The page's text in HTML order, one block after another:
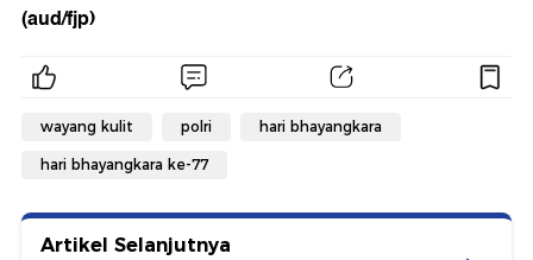
(aud/fjp)
wayang kulit polri hari bhayangkara
hari bhayangkara ke-77
Artikel Selanjutnya